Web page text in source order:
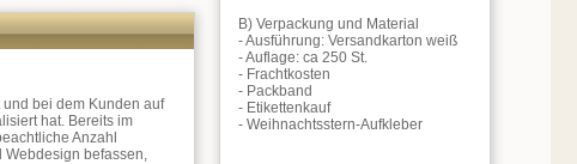
bei dem Kunden auf
hat. Bereits im
Anzahl
Webdesign befassen,
B) Verpackung und Material
- Ausführung: Versandkarton weiß
- Auflage: ca 250 St.
- Frachtkosten
- Packband
- Etikettenkauf
- Weihnachtsstern-Aufkleber